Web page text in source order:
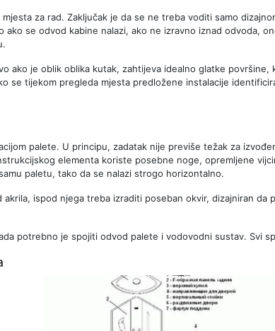
za rad. Zaključak je da se ne treba voditi samo
ako se odvod kabine nalazi, ako ne izravno iznad odvoda,
ako je oblik oblika kutak, zahtijeva idealno glatke
se tijekom pregleda mjesta predložene instalacije
palete. U principu, zadatak nije previše težak za
elementa koriste posebne noge, opremljene
paletu, tako da se nalazi strogo horizontalno.
ispod njega treba izraditi poseban okvir, dizajniran da
potrebno je spojiti odvod palete i vodovodni sustav. Svi